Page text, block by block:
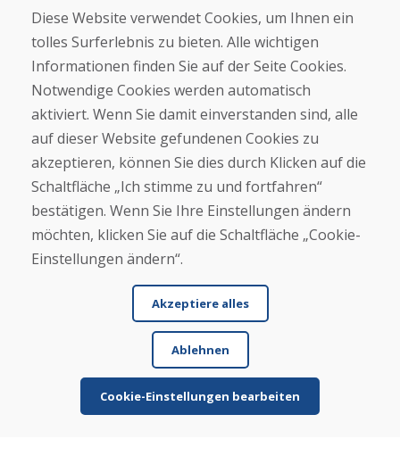
Helpline
info@domivosport.at
Über uns
Blog
Über uns
Geschäft
Kaufen
E-Shop
Geschäftsbedingungen
Transport
Zahlung
Beschwerde
Rückgabe und Umtausch von Waren
Diese Website verwendet Cookies, um Ihnen ein
tolles Surferlebnis zu bieten. Alle wichtigen
Informationen finden Sie auf der Seite Cookies.
Notwendige Cookies werden automatisch
aktiviert. Wenn Sie damit einverstanden sind, alle
auf dieser Website gefundenen Cookies zu
akzeptieren, können Sie dies durch Klicken auf die
Schaltfläche „Ich stimme zu und fortfahren“
bestätigen. Wenn Sie Ihre Einstellungen ändern
möchten, klicken Sie auf die Schaltfläche „Cookie-
Einstellungen ändern“.
Akzeptiere alles
Ablehnen
Cookie-Einstellungen bearbeiten